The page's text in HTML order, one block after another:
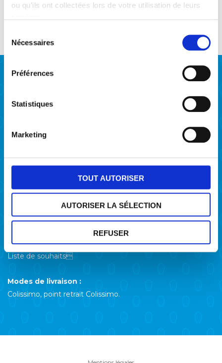
ou qu'ils ont collectées lors de votre utilisation de leurs
consentement
Nécessaires
Préférences
Statistiques
Marketing
TOUT AUTORISER
AUTORISER LA SÉLECTION
REFUSER
Notre entreprise
Histoire
Compte client
Mon compte
Liste de souhaits
Modes de livraison :
Colissimo, point retrait Colissimo.